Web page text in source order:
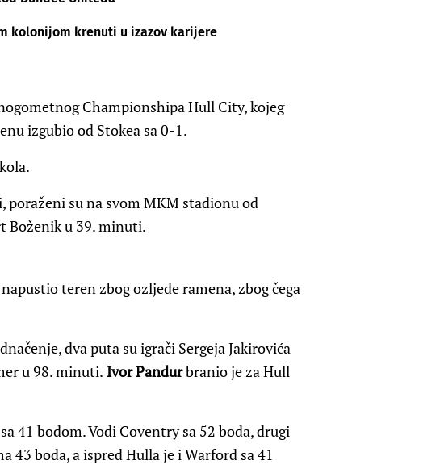
kolonijom krenuti u izazov karijere
Championshipa Hull City, kojeg
izgubio od Stokea sa 0-1.
su na svom MKM stadionu od
Boženik u 39. minuti.
teren zbog ozljede ramena, zbog čega
dva puta su igrači Sergeja Jakirovića
u 98. minuti. Ivor Pandurbranio je za Hull
41 bodom. Vodi Coventry sa 52 boda, drugi
43 boda, a ispred Hulla je i Warford sa 41